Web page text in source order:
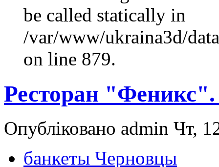
be called statically in
/var/www/ukraina3d/
on line 879.
Ресторан
Опубліковано admin Чт,
банкеты Черновцы